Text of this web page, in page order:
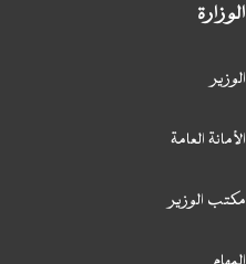
الوزارة
الوزير
الأمانة العامة
مكتب الوزير